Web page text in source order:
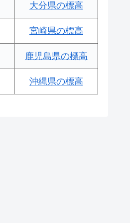
大分県の標高
宮崎県の標高
鹿児島県の標高
沖縄県の標高